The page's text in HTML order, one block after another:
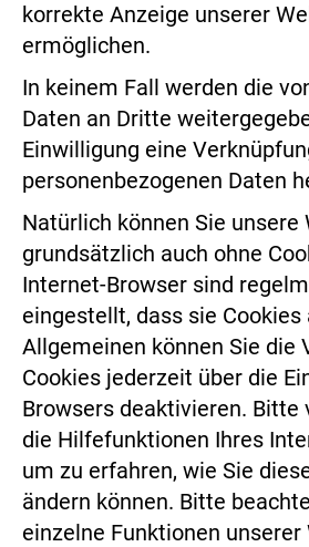
korrekte Anzeige unserer
ermöglichen.
In keinem Fall werden die
Daten an Dritte
Einwilligung eine
personenbezogenen Daten
Natürlich können Sie unsere
grundsätzlich auch ohne
Internet-Browser sind
eingestellt, dass sie
Allgemeinen können Sie die
Cookies jederzeit über die
Browsers deaktivieren. Bitte
die Hilfefunktionen Ihres
um zu erfahren, wie Sie
ändern können. Bitte
einzelne Funktionen unserer